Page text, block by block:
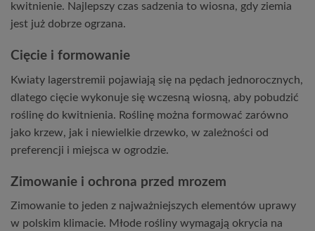
kwitnienie. Najlepszy czas sadzenia to wiosna, gdy ziemia
jest już dobrze ogrzana.
Cięcie i formowanie
Kwiaty lagerstremii pojawiają się na pędach jednorocznych,
dlatego cięcie wykonuje się wczesną wiosną, aby pobudzić
roślinę do kwitnienia. Roślinę można formować zarówno
jako krzew, jak i niewielkie drzewko, w zależności od
preferencji i miejsca w ogrodzie.
Zimowanie i ochrona przed mrozem
Zimowanie to jeden z najważniejszych elementów uprawy
w polskim klimacie. Młode rośliny wymagają okrycia na